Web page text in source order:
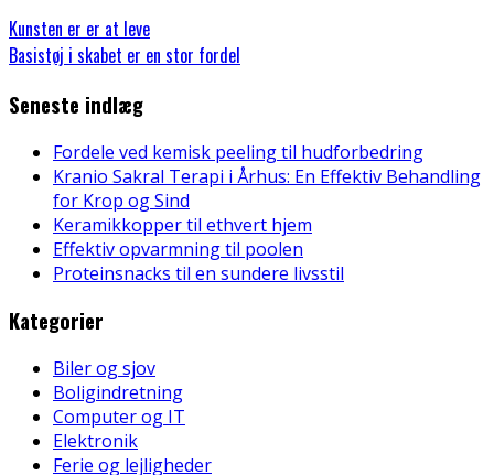
Kunsten er er at leve
Basistøj i skabet er en stor fordel
Seneste indlæg
Fordele ved kemisk peeling til hudforbedring
Kranio Sakral Terapi i Århus: En Effektiv Behandling
for Krop og Sind
Keramikkopper til ethvert hjem
Effektiv opvarmning til poolen
Proteinsnacks til en sundere livsstil
Kategorier
Biler og sjov
Boligindretning
Computer og IT
Elektronik
Ferie og lejligheder